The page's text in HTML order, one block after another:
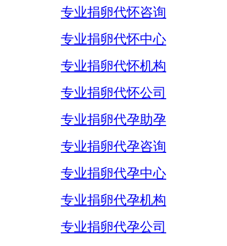
专业捐卵代怀咨询
专业捐卵代怀中心
专业捐卵代怀机构
专业捐卵代怀公司
专业捐卵代孕助孕
专业捐卵代孕咨询
专业捐卵代孕中心
专业捐卵代孕机构
专业捐卵代孕公司